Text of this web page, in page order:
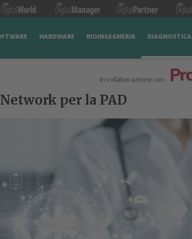
HARDWARE BIOINGEGNERIA DIAGNOSTICA
In collaborazione con
per la PAD